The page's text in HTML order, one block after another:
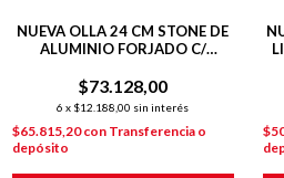
NUEVA OLLA 24 CM STONE DE
ALUMINIO FORJADO C/
INDUCCIÓN
$73.128,00
6 x $12.188,00 sin interés
$65.815,20con Transferencia o
depósito